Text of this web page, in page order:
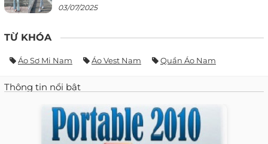
03/07/2025
TỪ KHÓA
Áo Sơ Mi Nam Áo Vest Nam Quần Áo Nam
Thông tin nổi bật